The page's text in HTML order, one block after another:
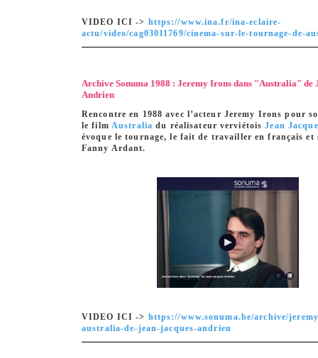
VIDEO ICI -> https://www.ina.fr/ina-eclaire-
actu/video/cag03011769/cinema-sur-le-tournage-de-
Archive Sonuma 1988 : Jeremy Irons dans "Australia" de
Andrien
Rencontre en 1988 avec l’acteur Jeremy Irons pour
le film Australia du réalisateur verviétoisJean
évoque le tournage, le fait de travailler en français et
Fanny Ardant.
VIDEO ICI -> https://www.sonuma.be/archive/
australia-de-jean-jacques-andrien